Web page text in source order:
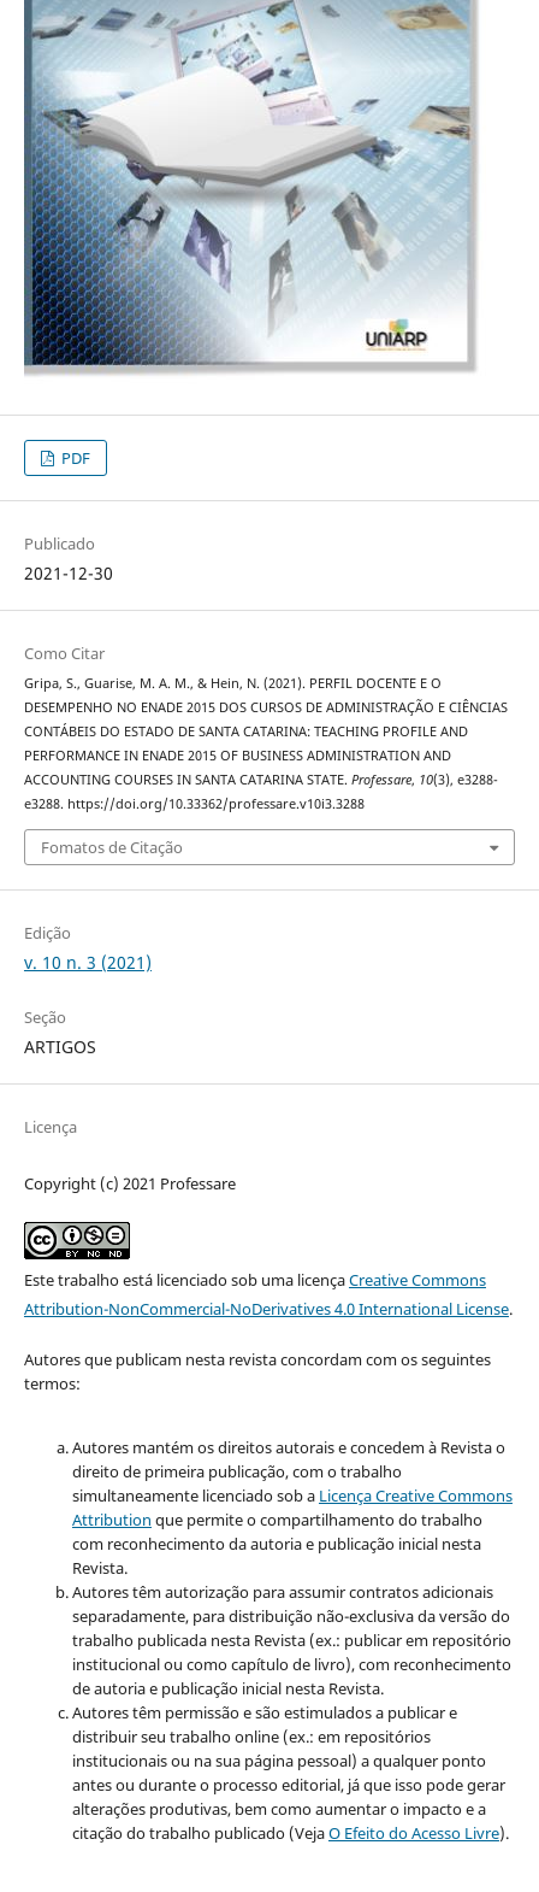
PDF
Publicado
2021-12-30
Como Citar
Gripa, S., Guarise, M. A. M., & Hein, N. (2021). PERFIL DOCENTE E O
DESEMPENHO NO ENADE 2015 DOS CURSOS DE ADMINISTRAÇÃO E CIÊNCIAS
CONTÁBEIS DO ESTADO DE SANTA CATARINA: TEACHING PROFILE AND
PERFORMANCE IN ENADE 2015 OF BUSINESS ADMINISTRATION AND
ACCOUNTING COURSES IN SANTA CATARINA STATE. Professare, 10(3), e3288-
e3288. https://doi.org/10.33362/professare.v10i3.3288
Fomatos de Citação
Edição
v. 10 n. 3 (2021)
Seção
ARTIGOS
Licença
Copyright (c) 2021 Professare
Este trabalho está licenciado sob uma licençaCreative Commons
Attribution-NonCommercial-NoDerivatives 4.0 International License.
Autores que publicam nesta revista concordam com os seguintes
termos:
Autores mantém os direitos autorais e concedem à Revista o
direito de primeira publicação, com o trabalho
simultaneamente licenciado sob a Licença Creative Commons
Attribution que permite o compartilhamento do trabalho
com reconhecimento da autoria e publicação inicial nesta
Revista.
Autores têm autorização para assumir contratos adicionais
separadamente, para distribuição não-exclusiva da versão do
trabalho publicada nesta Revista (ex.: publicar em repositório
institucional ou como capítulo de livro), com reconhecimento
de autoria e publicação inicial nesta Revista.
Autores têm permissão e são estimulados a publicar e
distribuir seu trabalho online (ex.: em repositórios
institucionais ou na sua página pessoal) a qualquer ponto
antes ou durante o processo editorial, já que isso pode gerar
alterações produtivas, bem como aumentar o impacto e a
citação do trabalho publicado (VejaO Efeito do Acesso Livre).